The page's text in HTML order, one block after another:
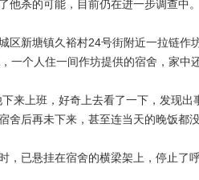
他杀的可能，目前仍在进一步调查中。
新塘镇久裕村24号街附近一拉链作
一个人住一间作坊提供的宿舍，家中
上班，好奇上去看了一下，发现出
舍后再未下来，甚至连当天的晚饭都没
已悬挂在宿舍的横梁架上，停止了